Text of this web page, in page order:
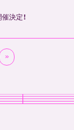
決定！
»